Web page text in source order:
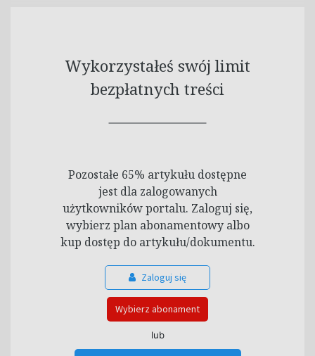
Wykorzystałeś swój limit
bezpłatnych treści
Pozostałe 65% artykułu dostępne
jest dla zalogowanych
użytkowników portalu. Zaloguj się,
wybierz plan abonamentowy albo
kup dostęp do artykułu/dokumentu.
Zaloguj się
Wybierz abonament
lub